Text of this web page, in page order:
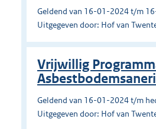
Geldend van 16-01-2024 t/m
Uitgegeven door: Hof van
Vrijwillig
Geldend van 16-01-2024 t/m
Uitgegeven door: Hof van